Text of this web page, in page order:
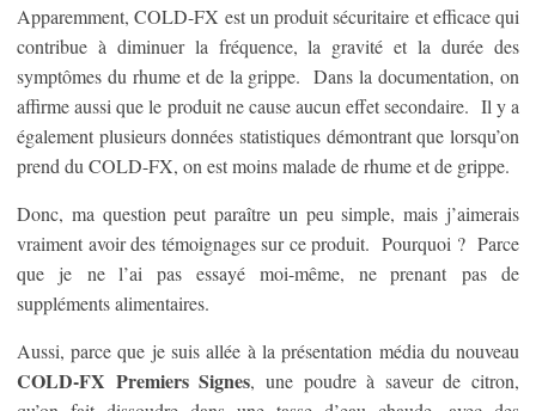
Apparemment, COLD-FX est un produit sécuritaire et efficace qui
contribue à diminuer la fréquence, la gravité et la durée des
symptômes du rhume et de la grippe. Dans la documentation, on
affirme aussi que le produit ne cause aucun effet secondaire. Il y a
également plusieurs données statistiques démontrant que lorsqu’on
prend du COLD-FX, on est moins malade de rhume et de grippe.
Donc, ma question peut paraître un peu simple, mais j’aimerais
vraiment avoir des témoignages sur ce produit. Pourquoi ? Parce
que je ne l’ai pas essayé moi-même, ne prenant pas de
suppléments alimentaires.
Aussi, parce que je suis allée à la présentation média du nouveau
COLD-FX Premiers Signes, une poudre à saveur de citron,